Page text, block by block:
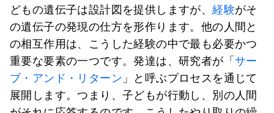
どもの遺伝子は設計図を提供しますが、経験がそ
の遺伝子の発現の仕方を形作ります。他の人間と
の相互作用は、こうした経験の中で最も必要かつ
重要な要素の一つです。発達は、研究者が「 サー
ブ・アンド・リターン 」と呼ぶプロセスを通じて
展開します。つまり、子どもが行動し、別の人間